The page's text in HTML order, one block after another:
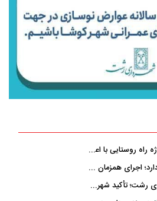
شروع عملیات آسفالت ۵ پروژه راه ‌روستایی با اعتبار ۳۷۰ میلیاردی در گیلان
شب‌های عمرانی رشت ادامه دارد؛ اجرای همزمان آسفالت‌ریزی در پنج منطقه شهری
نظارت بامدادی بر آسفالت‌ریزی رشت؛ تأکید شهردار و بازرس کل بر کیفیت اجرای پروژه‌ها